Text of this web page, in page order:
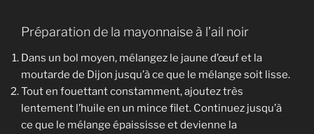
Préparation de la mayonnaise à l’ail noir
Dans un bol moyen, mélangez le jaune d’œuf et la
moutarde de Dijon jusqu’à ce que le mélange soit lisse.
Tout en fouettant constamment, ajoutez très
lentement l’huile en un mince filet. Continuez jusqu’à
ce que le mélange épaississe et devienne la